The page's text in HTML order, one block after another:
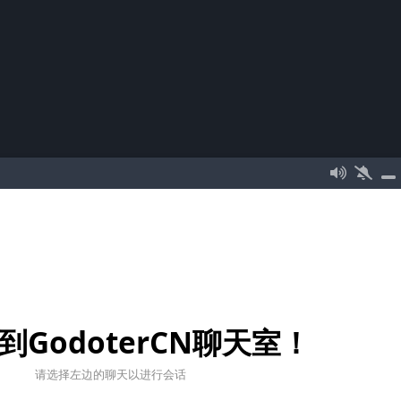
GodoterCN聊天室！
请选择左边的聊天以进行会话